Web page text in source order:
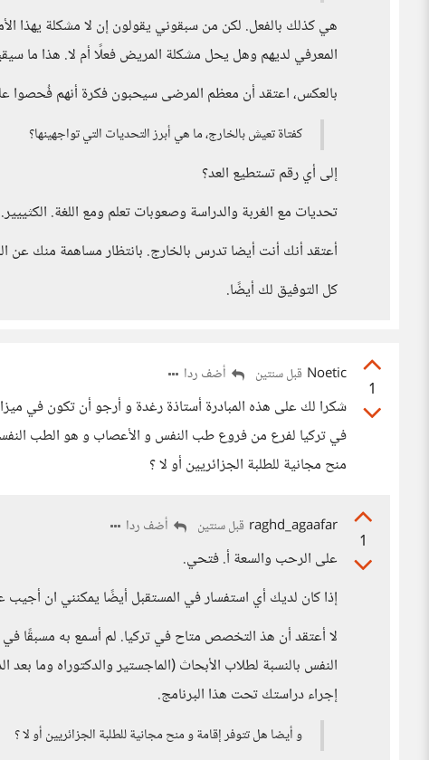
هي كذلك بالفعل. لكن من سبقوني يقولون إن لا مشكلة يهذا
المعرفي لديهم وهل يحل مشكلة المريض فعلًا أم لا. هذا ما
بالعكس، اعتقد أن معظم المرضى سيحبون فكرة أنهم فُحصوا
كفتاة تعيش بالخارج، ما هي أبرز التحديات التي تواجهينها؟
إلى أي رقم تستطيع العد؟
تحديات مع الغربة والدراسة وصعوبات تعلم ومع اللغة.
أعتقد أنك أنت أيضا تدرس بالخارج. بانتظار مساهمة منك عن
كل التوفيق لك أيضًا.
1
Noetic قبل سنتين أضف ردا
شكرا لك على هذه المبادرة أستاذة رغدة و أرجو أن تكون في
منح مجانية للطلبة الجزائريين أو لا ؟
1
raghd_agaafar قبل سنتين أضف ردا
على الرحب والسعة أ. فتحي.
إذا كان لديك أي استفسار في المستقبل أيضًا يمكنني ان أجيب
لا أعتقد أن هذ التخصص متاح في تركيا. لم أسمع به مسبقًا
النفس بالنسبة لطلاب الأبحاث (الماجستير والدكتوراه وما
إجراء دراستك تحت هذا البرنامج.
و أيضا هل تتوفر إقامة و منح مجانية للطلبة الجزائريين أو لا ؟